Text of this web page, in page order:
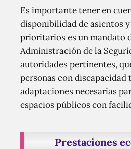
Es importante tener en
disponibilidad de asientos
prioritarios es un mandato
Administración de la
autoridades pertinentes,
personas con discapacidad
adaptaciones necesarias
espacios públicos con
Prestaciones